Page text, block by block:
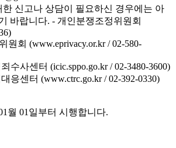
신고나 상담이 필요하신 경우에는 아
바랍니다. - 개인분쟁조정위원회
원회 (www.eprivacy.or.kr / 02-580-
수사센터 (icic.sppo.go.kr / 02-3480-3600)
응센터 (www.ctrc.go.kr / 02-392-0330)
월 01일부터 시행합니다.